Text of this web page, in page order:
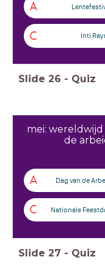
A
C Inti
Slide 26 - Quiz
mei:
de
A Dag van de
C Nationale
Slide 27 - Quiz